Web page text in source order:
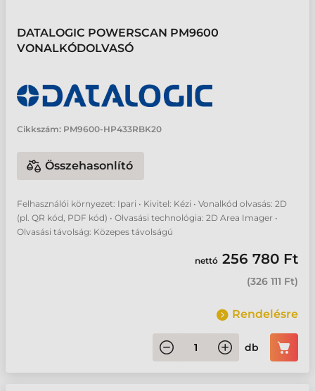
DATALOGIC POWERSCAN PM9600
VONALKÓDOLVASÓ
Cikkszám: PM9600-HP433RBK20
Összehasonlító
Felhasználói környezet: Ipari • Kivitel: Kézi • Vonalkód olvasás: 2D
(pl. QR kód, PDF kód) • Olvasási technológia: 2D Area Imager •
Olvasási távolság: Közepes távolságú
nettó 256 780 Ft
(326 111 Ft)
Rendelésre
db